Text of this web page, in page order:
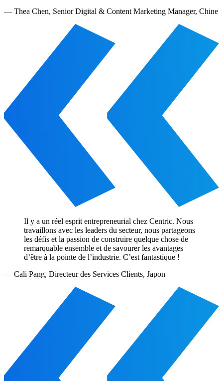
— Thea Chen, Senior Digital & Content Marketing Manager, Chine
Il y a un réel esprit entrepreneurial chez Centric. Nous
travaillons avec les leaders du secteur, nous partageons
les défis et la passion de construire quelque chose de
remarquable ensemble et de savourer les avantages
d’être à la pointe de l’industrie. C’est fantastique !
— Cali Pang, Directeur des Services Clients, Japon